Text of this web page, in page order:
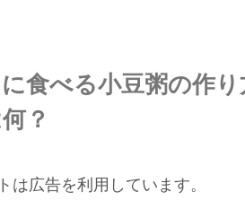
食べる小豆粥の作
？
は広告を利用しています。